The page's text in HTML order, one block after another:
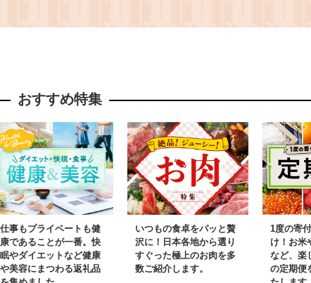
臣賞受賞 熊本県産山村
日以内に出荷予定(土日
おすすめ特集
仕事もプライベートも健
康であることが一番。快
眠やダイエットなど健康
や美容にまつわる返礼品
いつもの食卓をパッと贅
沢に！日本各地から選り
すぐった極上のお肉を多
数ご紹介します。
1度の寄
け！お米
など、楽
の定期便